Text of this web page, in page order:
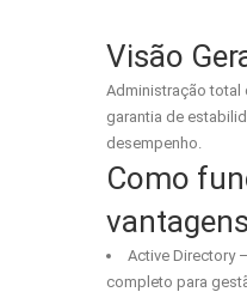
Visão
Administração total
garantia de
desempenho.
Como
Active Directory
completo para